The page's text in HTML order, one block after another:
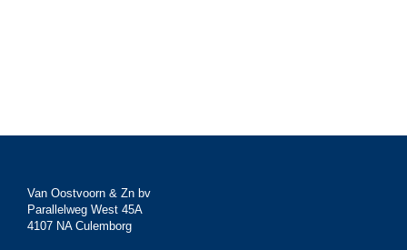
Van Oostvoorn & Zn bv
Parallelweg West 45A
4107 NA Culemborg